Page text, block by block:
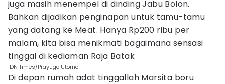
juga masih menempel di dinding Jabu Bolon.
Bahkan dijadikan penginapan untuk tamu-tamu
yang datang ke Meat. Hanya Rp200 ribu per
malam, kita bisa menikmati bagaimana sensasi
tinggal di kediaman Raja Batak
IDN Times/Prayugo Utomo
Di depan rumah adat tinggallah Marsita boru